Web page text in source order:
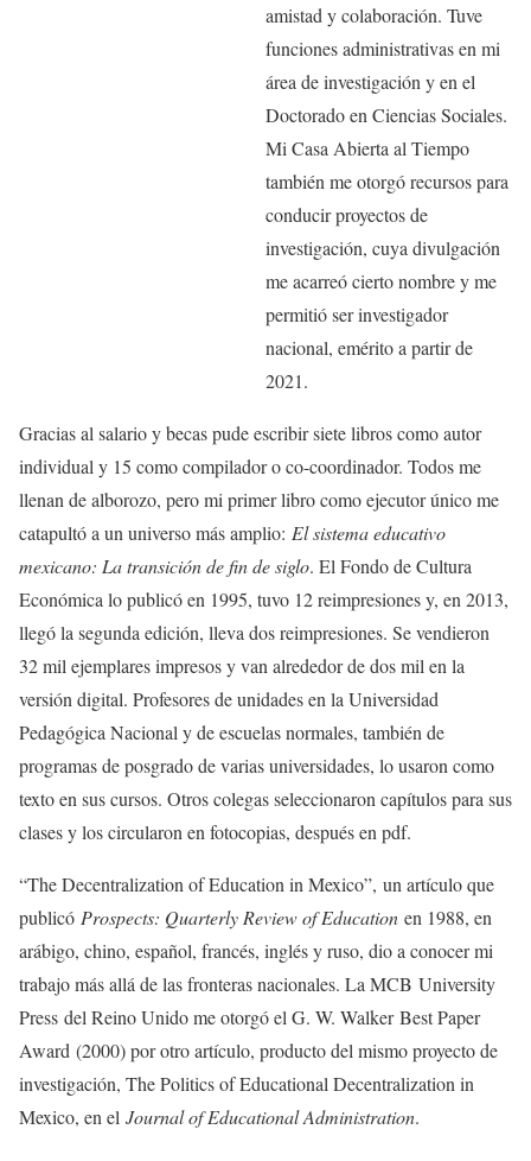
amistad y colaboración. Tuve
funciones administrativas en mi
área de investigación y en el
Doctorado en Ciencias Sociales.
Mi Casa Abierta al Tiempo
también me otorgó recursos para
conducir proyectos de
investigación, cuya divulgación
me acarreó cierto nombre y me
permitió ser investigador
nacional, emérito a partir de
2021.
Gracias al salario y becas pude escribir siete libros como autor
individual y 15 como compilador o co-coordinador. Todos me
llenan de alborozo, pero mi primer libro como ejecutor único me
catapultó a un universo más amplio: El sistema educativo
mexicano: La transición de fin de siglo. El Fondo de Cultura
Económica lo publicó en 1995, tuvo 12 reimpresiones y, en 2013,
llegó la segunda edición, lleva dos reimpresiones. Se vendieron
32 mil ejemplares impresos y van alrededor de dos mil en la
versión digital. Profesores de unidades en la Universidad
Pedagógica Nacional y de escuelas normales, también de
programas de posgrado de varias universidades, lo usaron como
texto en sus cursos. Otros colegas seleccionaron capítulos para sus
clases y los circularon en fotocopias, después en pdf.
“The Decentralization of Education in Mexico”, un artículo que
publicó Prospects: Quarterly Review of Education en 1988, en
arábigo, chino, español, francés, inglés y ruso, dio a conocer mi
trabajo más allá de las fronteras nacionales. La MCB University
Press del Reino Unido me otorgó el G. W. Walker Best Paper
Award (2000) por otro artículo, producto del mismo proyecto de
investigación, The Politics of Educational Decentralization in
Mexico, en el Journal of Educational Administration.